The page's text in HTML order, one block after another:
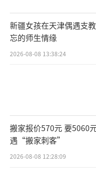
新疆女孩在天津偶遇支
忘的师生情缘
2026-08-08 13:38:24
搬家报价570元 要5060
遇“搬家刺客”
2026-08-08 12:28:09